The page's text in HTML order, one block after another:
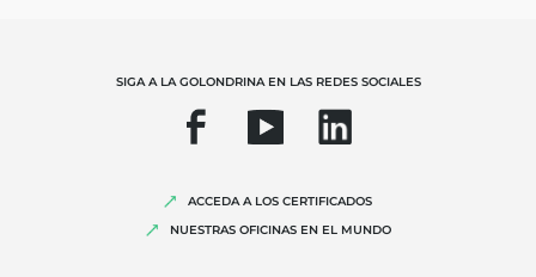
SIGA A LA GOLONDRINA EN LAS REDES SOCIALES
ACCEDA A LOS CERTIFICADOS
NUESTRAS OFICINAS EN EL MUNDO